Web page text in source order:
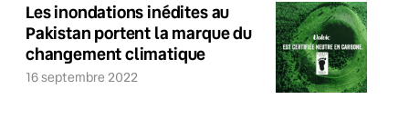
Les inondations inédites au
Pakistan portent la marque du
changement climatique
16 septembre 2022